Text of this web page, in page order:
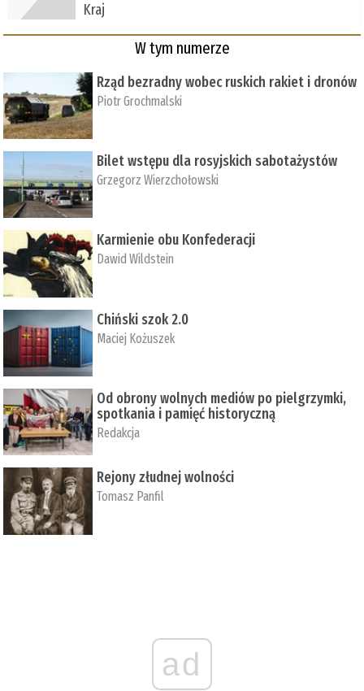
Kraj
W tym numerze
Rząd bezradny wobec ruskich rakiet i dronów
Piotr Grochmalski
Bilet wstępu dla rosyjskich sabotażystów
Grzegorz Wierzchołowski
Karmienie obu Konfederacji
Dawid Wildstein
Chiński szok 2.0
Maciej Kożuszek
Od obrony wolnych mediów po pielgrzymki,
spotkania i pamięć historyczną
Redakcja
Rejony złudnej wolności
Tomasz Panfil
ad